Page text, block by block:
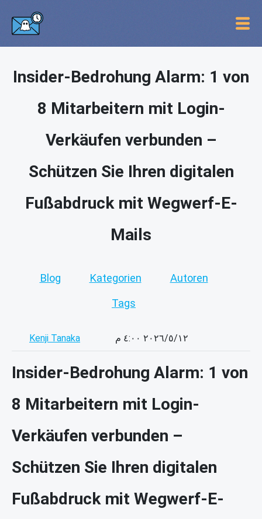
Insider-Bedrohung Alarm: 1 von
8 Mitarbeitern mit Login-
Verkäufen verbunden –
Schützen Sie Ihren digitalen
Fußabdruck mit Wegwerf-E-
Mails
Blog Kategorien Autoren
Tags
Kenji Tanaka ١٢‏/٥‏/٢٠٢٦ ٤:٠٠ م
Insider-Bedrohung Alarm: 1 von
8 Mitarbeitern mit Login-
Verkäufen verbunden –
Schützen Sie Ihren digitalen
Fußabdruck mit Wegwerf-E-